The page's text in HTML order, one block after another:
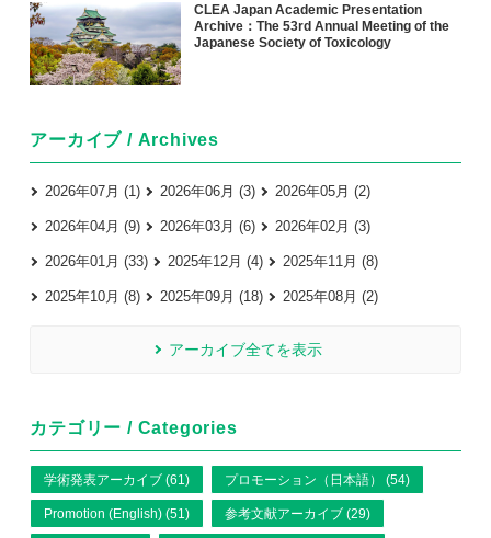
CLEA Japan Academic Presentation
Archive：The 53rd Annual Meeting of the
Japanese Society of Toxicology
アーカイブ / Archives
2026年07月 (1) 2026年06月 (3) 2026年05月 (2)
2026年04月 (9) 2026年03月 (6) 2026年02月 (3)
2026年01月 (33) 2025年12月 (4) 2025年11月 (8)
2025年10月 (8) 2025年09月 (18) 2025年08月 (2)
アーカイブ全てを表示
カテゴリー / Categories
学術発表アーカイブ (61) プロモーション（日本語） (54)
Promotion (English) (51) 参考文献アーカイブ (29)